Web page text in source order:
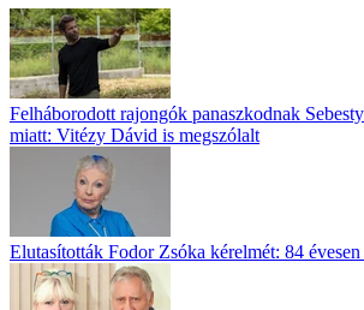
Felháborodott rajongók panaszkodnak
miatt: Vitézy Dávid is megszólalt
Elutasították Fodor Zsóka kérelmét: 84